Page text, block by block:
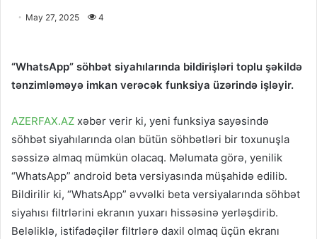
May 27, 2025 4
“WhatsApp” söhbət siyahılarında bildirişləri toplu şəkildə
tənzimləməyə imkan verəcək funksiya üzərində işləyir.
AZERFAX.AZ xəbər verir ki, yeni funksiya sayəsində
söhbət siyahılarında olan bütün söhbətləri bir toxunuşla
səssizə almaq mümkün olacaq. Məlumata görə, yenilik
“WhatsApp” android beta versiyasında müşahidə edilib.
Bildirilir ki, “WhatsApp” əvvəlki beta versiyalarında söhbət
siyahısı filtrlərini ekranın yuxarı hissəsinə yerləşdirib.
Beləliklə, istifadəçilər filtrlərə daxil olmaq üçün ekranı